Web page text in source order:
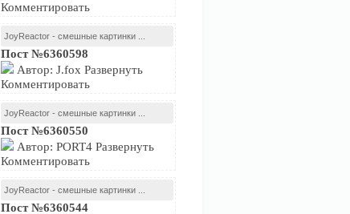
Комментировать
JoyReactor - смешные картинки ...
Пост №6360598
Автор: J.fox Развернуть
Комментировать
JoyReactor - смешные картинки ...
Пост №6360550
Автор: PORT4 Развернуть
Комментировать
JoyReactor - смешные картинки ...
Пост №6360544